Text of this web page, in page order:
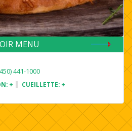
MENU
441-1000
+ CUEILLETTE: +